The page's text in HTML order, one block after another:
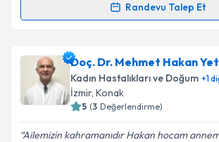
Randevu Talep Et
Randevu Takvimi Talebi
Doç. Dr. Mehmet Rıfat Göklüiçin
talebi oluşturun. Size bu uzmandan
için bir takvim hazırlandığında e-posta
bilgilendireceğiz.
E-posta Adresiniz
Doç. Dr. Mehmet Hakan
Kadın Hastalıkları ve Doğum +1
İzmir, Konak
5 (3 Değerlendirme)
Ailemizin kahramanıdır Hakan hocam